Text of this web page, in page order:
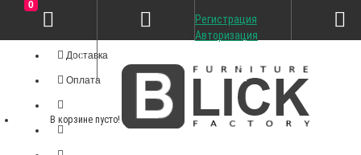
Доставка
Оплата
Регистрация
Авторизация
0
В корзине пусто!